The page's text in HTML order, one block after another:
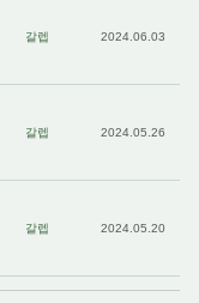
갈렙 2024.06.03
갈렙 2024.05.26
갈렙 2024.05.20